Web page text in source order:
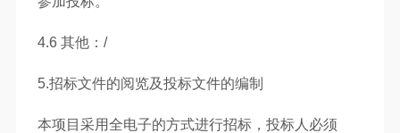
4.6 其他：/
5.招标文件的阅览及投标文件的编制
本项目采用全电子的方式进行招标，投标人必须